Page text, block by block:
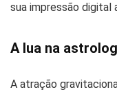
sua impressão digital
A lua na
A atração